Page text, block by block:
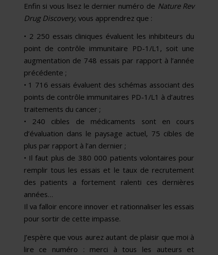
Enfin si vous lisez le dernier numéro de Nature Rev
Drug Discovery, vous apprendrez que :
• 2 250 essais cliniques évaluent les inhibiteurs du
point de contrôle immunitaire PD-1/L1, soit une
augmentation de 748 essais par rapport à l’année
précédente ;
• 1 716 essais évaluent des schémas associant des
points de contrôle immunitaires PD-1/L1 à d’autres
traitements du cancer ;
• 240 cibles de médicaments sont en cours
d’évaluation dans le paysage actuel, 75 cibles de
plus par rapport à l’an dernier ;
• Il faut plus de 380 000 patients volontaires pour
remplir tous les essais et le taux de recrutement
des patients a fortement ralenti ces dernières
années…
Il va falloir encore innover et rationnaliser les essais
pour sortir de cette impasse.
J’espère que vous aurez autant de plaisir que moi à
lire ce numéro : merci à tous les auteurs et